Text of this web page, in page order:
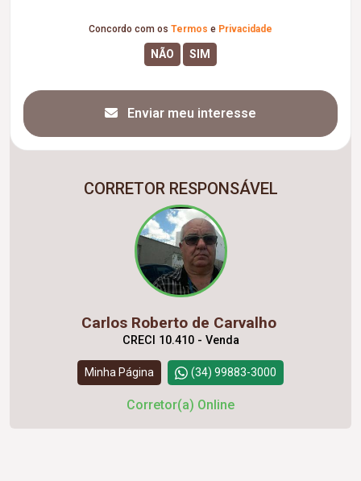
Concordo com os Termos e Privacidade
Enviar meu interesse
CORRETOR RESPONSÁVEL
Carlos Roberto de Carvalho
CRECI 10.410 - Venda
Minha Página (34) 99883-3000
Corretor(a) Online